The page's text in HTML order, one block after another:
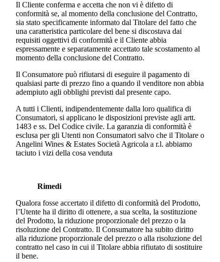
Il Cliente conferma e accetta che non vi è difetto di
conformità se, al momento della conclusione del Contratto,
sia stato specificamente informato dal Titolare del fatto che
una caratteristica particolare del bene si discostava dai
requisiti oggettivi di conformità e il Cliente abbia
espressamente e separatamente accettato tale scostamento al
momento della conclusione del Contratto.
Il Consumatore può rifiutarsi di eseguire il pagamento di
qualsiasi parte di prezzo fino a quando il venditore non abbia
adempiuto agli obblighi previsti dal presente capo.
A tutti i Clienti, indipendentemente dalla loro qualifica di
Consumatori, si applicano le disposizioni previste agli artt.
1483 e ss. Del Codice civile. La garanzia di conformità è
esclusa per gli Utenti non Consumatori salvo che il Titolare o
Angelini Wines & Estates Società Agricola a r.l. abbiamo
taciuto i vizi della cosa venduta
Rimedi
Qualora fosse accertato il difetto di conformità del Prodotto,
l’Utente ha il diritto di ottenere, a sua scelta, la sostituzione
del Prodotto, la riduzione proporzionale del prezzo o la
risoluzione del Contratto. Il Consumatore ha subito diritto
alla riduzione proporzionale del prezzo o alla risoluzione del
contratto nel caso in cui il Titolare abbia rifiutato di sostituire
il bene.